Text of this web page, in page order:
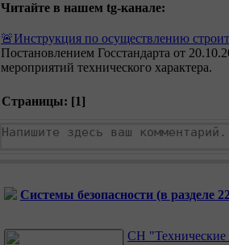
Читайте в нашем tg-канале:
🚨Инструкция по осуществлению
Постановлением Госстандарта от
мероприятий технического характера.
Страницы: [1]
Системы безопасности (в разделе
СН "Технические